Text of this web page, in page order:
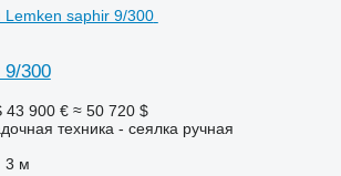
9/300
43 900 € ≈ 50 720 $
техника - сеялка ручная
3 м